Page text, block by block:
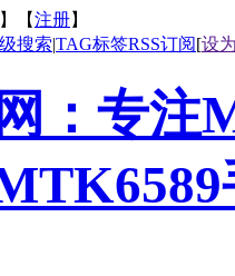
】【注册】
搜索|TAG标签RSS订阅[设